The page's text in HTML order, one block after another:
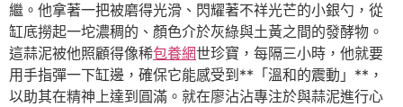
繼。他拿著一把被磨得光滑、閃耀著不祥光芒的小銀勺，從
缸底撈起一坨濃稠的、顏色介於灰綠與土黃之間的發酵物。
這蒜泥被他照顧得像稀包養網世珍寶，每隔三小時，他就要
用手指彈一下缸邊，確保它能感受到**「溫和的震動」**，
以助其在精神上達到圓滿。就在廖沾沾專注於與蒜泥進行心